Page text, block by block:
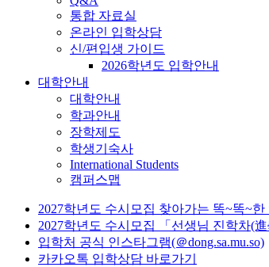
통합 자료실
온라인 입학상담
신/편입생 가이드
2026학년도 입학안내
대학안내
대학안내
학과안내
장학제도
학생기숙사
International Students
캠퍼스맵
2027학년도 수시모집 찾아가는 똑~똑~
2027학년도 수시모집 「선생님 진학차(
입학처 공식 인스타그램(＠dong.sa.mu.so)
카카오톡 입학상담 바로가기